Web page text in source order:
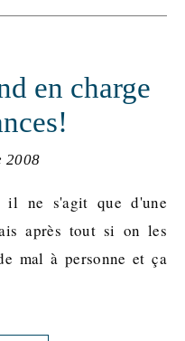
en charge
2008
après tout si on les
mal à personne et ça